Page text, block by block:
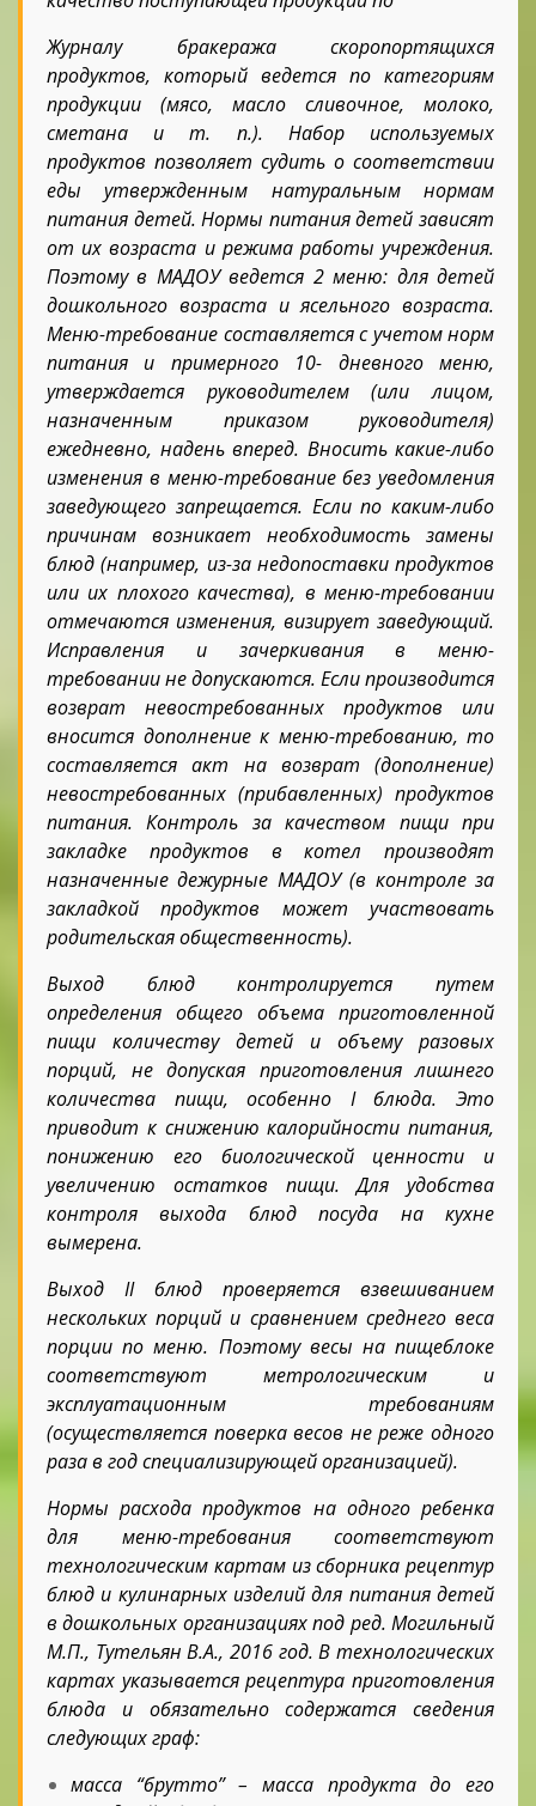
Журналу бракеража скоропортящихся
продуктов, который ведется по категориям
продукции (мясо, масло сливочное, молоко,
сметана и т. п.). Набор используемых
продуктов позволяет судить о соответствии
еды утвержденным натуральным нормам
питания детей. Нормы питания детей зависят
от их возраста и режима работы учреждения.
Поэтому в МАДОУ ведется 2 меню: для детей
дошкольного возраста и ясельного возраста.
Меню-требование составляется с учетом норм
питания и примерного 10- дневного меню,
утверждается руководителем (или лицом,
назначенным приказом руководителя)
ежедневно, надень вперед. Вносить какие-либо
изменения в меню-требование без уведомления
заведующего запрещается. Если по каким-либо
причинам возникает необходимость замены
блюд (например, из-за недопоставки продуктов
или их плохого качества), в меню-требовании
отмечаются изменения, визирует заведующий.
Исправления и зачеркивания в меню-
требовании не допускаются. Если производится
возврат невостребованных продуктов или
вносится дополнение к меню-требованию, то
составляется акт на возврат (дополнение)
невостребованных (прибавленных) продуктов
питания. Контроль за качеством пищи при
закладке продуктов в котел производят
назначенные дежурные МАДОУ (в контроле за
закладкой продуктов может участвовать
родительская общественность).
Выход блюд контролируется путем
определения общего объема приготовленной
пищи количеству детей и объему разовых
порций, не допуская приготовления лишнего
количества пищи, особенно I блюда. Это
приводит к снижению калорийности питания,
понижению его биологической ценности и
увеличению остатков пищи. Для удобства
контроля выхода блюд посуда на кухне
вымерена.
Выход II блюд проверяется взвешиванием
нескольких порций и сравнением среднего веса
порции по меню. Поэтому весы на пищеблоке
соответствуют метрологическим и
эксплуатационным требованиям
(осуществляется поверка весов не реже одного
раза в год специализирующей организацией).
Нормы расхода продуктов на одного ребенка
для меню-требования соответствуют
технологическим картам из сборника рецептур
блюд и кулинарных изделий для питания детей
в дошкольных организациях под ред. Могильный
М.П., Тутельян В.А., 2016 год. В технологических
картах указывается рецептура приготовления
блюда и обязательно содержатся сведения
следующих граф:
масса “брутто” – масса продукта до его